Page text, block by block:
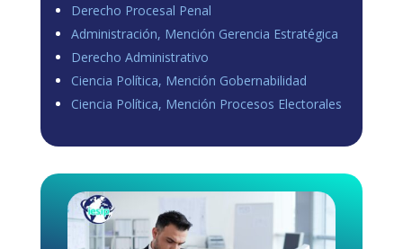
Derecho Procesal Penal
Administración, Mención Gerencia Estratégica
Derecho Administrativo
Ciencia Política, Mención Gobernabilidad
Ciencia Política, Mención Procesos Electorales